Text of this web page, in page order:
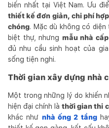
biến nhất tại Việt Nam. Ưu
thiết kế đơn giản, chi phí
chóng. Mặc dù không có
biệt thự, nhưng mẫu nhà
đủ nhu cầu sinh hoạt của
sống tiện nghi.
Thời gian xây dựng nhà
Một trong những lý do khiến
hiện đại chính làthời gian thi
khác như nhà ống 2 tầng